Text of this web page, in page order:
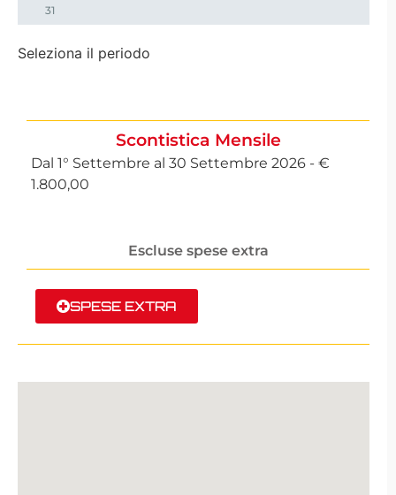
31
Seleziona il periodo
Scontistica Mensile
Dal 1° Settembre al 30 Settembre 2026 - €
1.800,00
Escluse spese extra
SPESE EXTRA